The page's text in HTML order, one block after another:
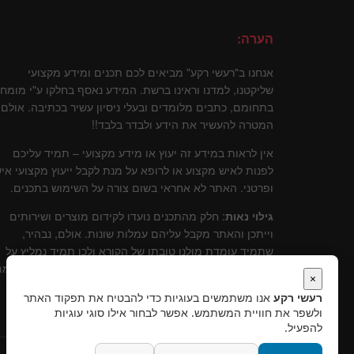
הערה:
אנחנו ב"רעשי רקע" מביאים לכם תכנים ומידע מקצועי
שליקטנו, למדנו וראינו ברשת. המידע נאסף בחלקו ע"י
בתחומם, כתבים מלומדים ובעלי ניסיון עשיר בכתיבה. אולם
המטרה להעשיר את הידע ולבדר בלבד!!
אין לראות במידע זה יעוץ או מידע מקצועי – תמיד עליכם
לפנות לאיש מקצוע או לרופא על מנת לקבל ייעוץ מקצועי
ופרטני. האתר לא אחראי בשום צורה על השימוש בתכנים.
גילוי נאות: חלק מהתכנים נועדו לקידום מוצרים ושירותים
וייתכן והאתר מקבל עליהם עמלות שונות. אולם, נבהיר,
שתמיד עומדת מולנו טובתו של הקורא ולכן תמיד נמליץ על
שירותים ומוצרים שלדעתינו עומדים בסטנרט איכותי
×
רעשי רקע אנו משתמשים בעוגיות כדי להבטיח את תפקוד האתר
ולשפר את חוויית המשתמש. אפשר לבחור אילו סוגי עוגיות
להפעיל.